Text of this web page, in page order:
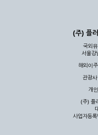
공할 수 있도록 최선의 노
게 누설, 배포하여서는 안
기관 등의 합법적인 요구
③ 회사는 이용자로부터 제
인정할 경우에는 즉시 처
우 그 처리를 위해 노력해
제7조 (회원의 의무)
① 회원은 ID와 비밀 번호
(주) 플
국외
서울강
해외이
관광
개
(주) 플
사업자등